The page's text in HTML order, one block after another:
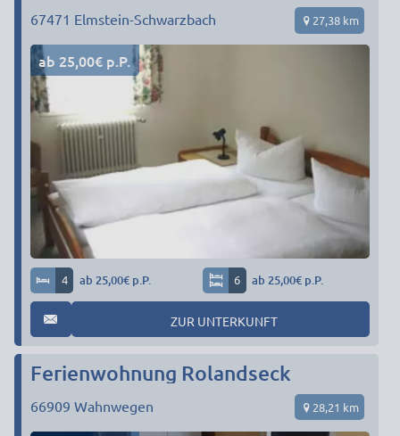
67471 Elmstein-Schwarzbach 27,38 km
ab 25,00€ p.P.
4 ab 25,00€ p.P. 6 ab 25,00€ p.P.
ZUR UNTERKUNFT
Ferienwohnung Rolandseck
66909 Wahnwegen 28,21 km